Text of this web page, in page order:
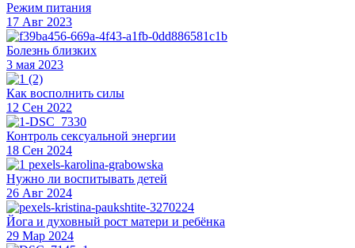
Режим питания
17 Авг 2023
Болезнь близких
3 мая 2023
Как восполнить силы
12 Сен 2022
Контроль сексуальной энергии
18 Сен 2024
Нужно ли воспитывать детей
26 Авг 2024
Йога и духовный рост матери и ребёнка
29 Мар 2024